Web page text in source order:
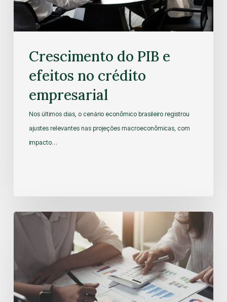
Crescimento do PIB e
efeitos no crédito
empresarial
Nos últimos dias, o cenário econômico brasileiro registrou
ajustes relevantes nas projeções macroeconômicas, com
impacto…